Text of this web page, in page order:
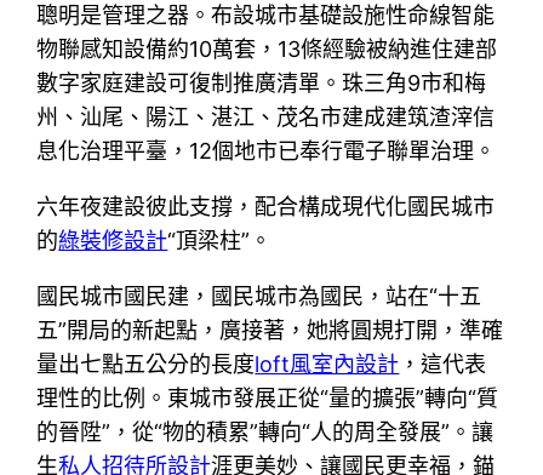
聰明是管理之器。布設城市基礎設施性命線智能
物聯感知設備約10萬套，13條經驗被納進住建部
數字家庭建設可復制推廣清單。珠三角9市和梅
州、汕尾、陽江、湛江、茂名市建成建筑渣滓信
息化治理平臺，12個地市已奉行電子聯單治理。
六年夜建設彼此支撐，配合構成現代化國民城市
的綠裝修設計“頂梁柱”。
國民城市國民建，國民城市為國民，站在“十五
五”開局的新起點，廣接著，她將圓規打開，準確
量出七點五公分的長度loft風室內設計 ，這代表
理性的比例。東城市發展正從“量的擴張”轉向“質
的晉陞”，從“物的積累”轉向“人的周全發展”。讓
生私人招待所設計涯更美妙、讓國民更幸福，錨